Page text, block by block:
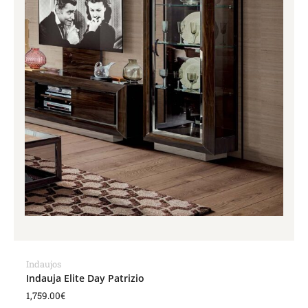
Indaujos
Indauja Elite Day Patrizio
1,759.00€